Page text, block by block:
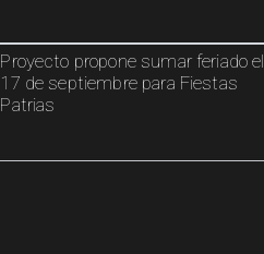
Proyecto propone sumar feriado el
17 de septiembre para Fiestas
Patrias